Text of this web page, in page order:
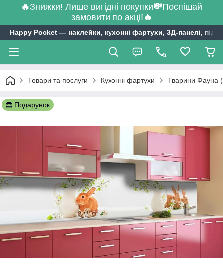
🔥Знижки! Лише вигідні покупки💸Поспішай
замовити по акції🔥
Happy Pocket ― наклейки, кухонні фартухи, 3Д-панелі,
Товари та послуги Кухонні фартухи Тварини Фауна
Подарунок